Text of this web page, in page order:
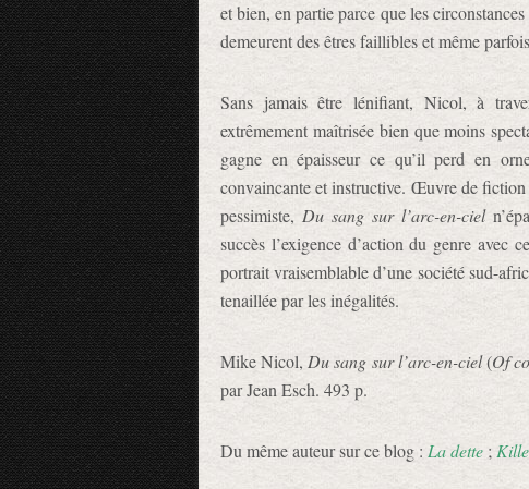
et bien, en partie parce que les
demeurent des êtres faillibles et même
Sans jamais être lénifiant, Nicol, à
extrêmement maîtrisée bien que moins
gagne en épaisseur ce qu’il perd en
convaincante et instructive. Œuvre de
pessimiste, Du sang sur l’arc-en-ciel
succès l’exigence d’action du genre avec
portrait vraisemblable d’une société sud-
tenaillée par les inégalités.
Mike Nicol, Du sang sur l’arc-en-ciel(Of
par Jean Esch. 493 p.
Du même auteur sur ce blog : La dette ;